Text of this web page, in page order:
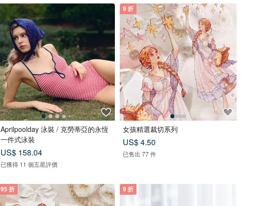
Aprilpoolday 泳裝 / 克勞蒂亞的永恆
一件式泳裝
US$ 158.04
已獲得 11 個五星評價
9 折
女孩精選裁切系列
US$ 4.50
已售出 77 件
95 折 9 折